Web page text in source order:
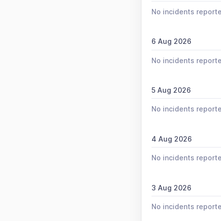
No incidents
6 Aug 2026
No incidents
5 Aug 2026
No incidents
4 Aug 2026
No incidents
3 Aug 2026
No incidents